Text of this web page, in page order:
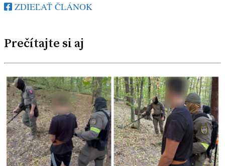
ZDIEĽAŤ ČLÁNOK
Prečítajte si aj